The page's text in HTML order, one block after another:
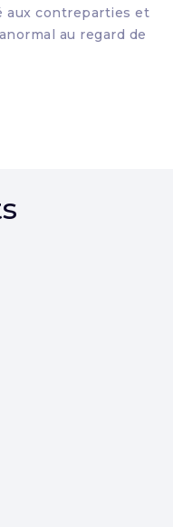
aux contreparties et
au regard de